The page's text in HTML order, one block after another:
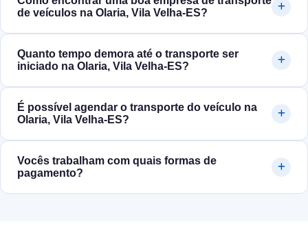
de veículos na Olaria, Vila Velha‑ES?
Quanto tempo demora até o transporte ser
iniciado na Olaria, Vila Velha‑ES?
É possível agendar o transporte do veículo na
Olaria, Vila Velha‑ES?
Vocês trabalham com quais formas de
pagamento?